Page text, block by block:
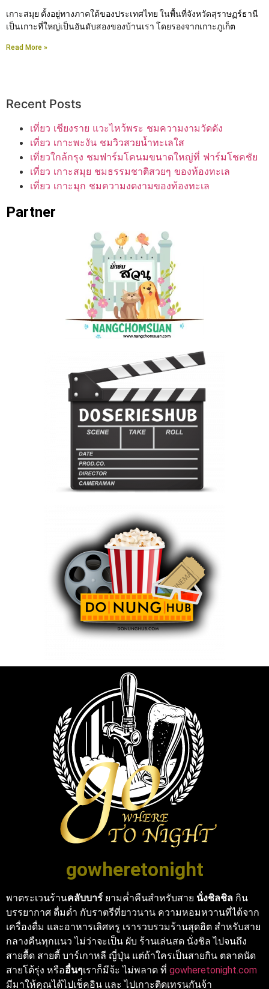
เกาะสมุย ตั้งอยู่ทางภาคใต้ของประเทศไทย ในพื้นที่จังหวัดสุราษฏร์ธานี
เป็นเกาะที่ใหญ่เป็นอันดับสองของบ้านเรา โดยรองจากเกาะภูเก็ต
Read More »
Recent Posts
เที่ยว เชียงราย แวะไหว้พระ ชมความงามวัดดัง
เที่ยว เกาะพะงัน ชมวิวสวยน้ำทะเลใส
เที่ยวใกล้กรุง ชมฟาร์มโคนมขนาดใหญ่ที่ ฟาร์มโชคชัย
เที่ยว เกาะสมุย ชมธรรมชาติสวยๆ ของท้องทะเล
เที่ยว เกาะมุก ชมความงดงามของท้องทะเล
Partner
gowheretonight
พาตระเวนร้านคลับบาร์ ยามค่ำคืนสำหรับสาย นั่งชิลชิล กิน
บรรยากาศ ดื่มด่ำ กับราตรีที่ยาวนาน ความหอมหวานที่ได้จาก
เครื่องดื่ม และอาหารเลิศหรู เรารวบรวมร้านสุดฮิต สำหรับสาย
กลางคืนทุกแนว ไม่ว่าจะเป็น ผับ ร้านเล่นสด นั่งชิล ไปจนถึง
สายตื้ด สายตี้ บาร์เกาหลี ญี่ปุ่น แต่ถ้าใครเป็นสายกิน ตลาดนัด
สายโต้รุ่ง หรืออื่นๆเราก็มีจ้ะ ไม่พลาด ที่ gowheretonight.com
มีมาให้คุณได้ไปเช็คอิน และ ไปเกาะติดเทรนกันจ้า